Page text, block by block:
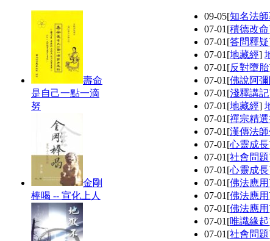
壽命
是自己一點一滴
努
金剛
棒喝 -- 宣化上人
09-05[知名法
07-01 [積德改命
07-01 [答問釋疑
07-01 [地藏經]
07-01 [反對墮胎
07-01 [佛說阿
07-01 [淺釋講記
07-01 [地藏經]
07-01 [禪宗精
07-01 [漢傳法
07-01 [心靈成長
07-01 [社會問題
07-01 [心靈成長
07-01 [佛法應用
07-01 [佛法應用
07-01 [佛法應用
07-01 [唯識緣起
07-01 [社會問題